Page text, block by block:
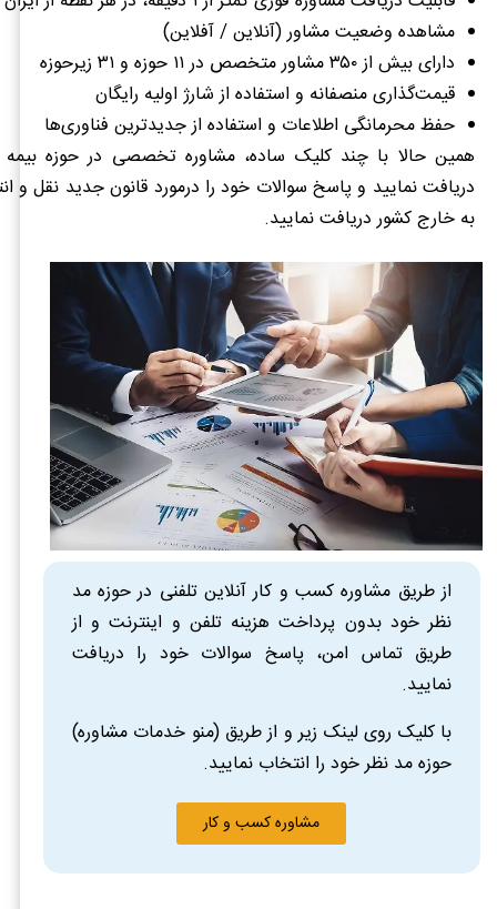
مشاهده وضعیت مشاور (آنلاین / آفلاین)
دارای بیش از ۳۵۰ مشاور متخصص در ۱۱ حوزه و ۳۱ زیرحوزه
قیمت‌گذاری منصفانه و استفاده از شارژ اولیه رایگان
حفظ محرمانگی اطلاعات و استفاده از جدیدترین فناوری‌ها
همین حالا با چند کلیک ساده، مشاوره تخصصی در حوزه بیمه
دریافت نمایید و پاسخ سوالات خود را درمورد قانون جدید نقل و
به خارج کشور دریافت نمایید.
از طریق مشاوره کسب و کار آنلاین تلفنی در حوزه مد
نظر خود بدون پرداخت هزینه تلفن و اینترنت و از
طریق تماس امن، پاسخ سوالات خود را دریافت
نمایید.
با کلیک روی لینک زیر و از طریق (منو خدمات مشاوره)
حوزه مد نظر خود را انتخاب نمایید.
مشاوره کسب و کار